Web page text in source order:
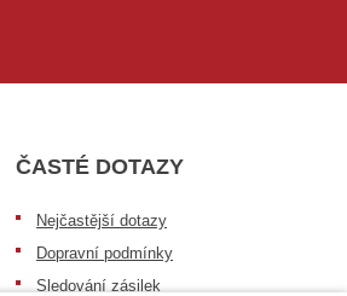
ČASTÉ DOTAZY
Nejčastější dotazy
Dopravní podmínky
Sledování zásilek